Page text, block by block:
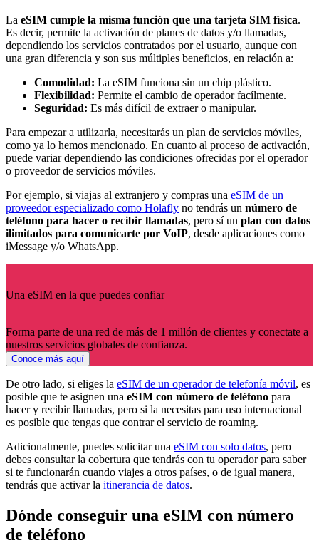
La eSIM cumple la misma función que una tarjeta SIM física.
Es decir, permite la activación de planes de datos y/o llamadas,
dependiendo los servicios contratados por el usuario, aunque con
una gran diferencia y son sus múltiples beneficios, en relación a:
Comodidad: La eSIM funciona sin un chip plástico.
Flexibilidad: Permite el cambio de operador facílmente.
Seguridad: Es más difícil de extraer o manipular.
Para empezar a utilizarla, necesitarás un plan de servicios móviles,
como ya lo hemos mencionado. En cuanto al proceso de activación,
puede variar dependiendo las condiciones ofrecidas por el operador
o proveedor de servicios móviles.
Por ejemplo, si viajas al extranjero y compras una eSIM de un
proveedor especializado como Holafly no tendrás un número de
teléfono para hacer o recibir llamadas, pero sí un plan con datos
ilimitados para comunicarte por VoIP, desde aplicaciones como
iMessage y/o WhatsApp.
Una eSIM en la que puedes confiar
Forma parte de una red de más de 1 millón de clientes y conectate a
nuestros servicios globales de confianza.
Conoce más aquí
De otro lado, si eliges la eSIM de un operador de telefonía móvil, es
posible que te asignen una eSIM con número de teléfono para
hacer y recibir llamadas, pero si la necesitas para uso internacional
es posible que tengas que contrar el servicio de roaming.
Adicionalmente, puedes solicitar una eSIM con solo datos, pero
debes consultar la cobertura que tendrás con tu operador para saber
si te funcionarán cuando viajes a otros países, o de igual manera,
tendrás que activar la itinerancia de datos.
Dónde conseguir una eSIM con número
de teléfono